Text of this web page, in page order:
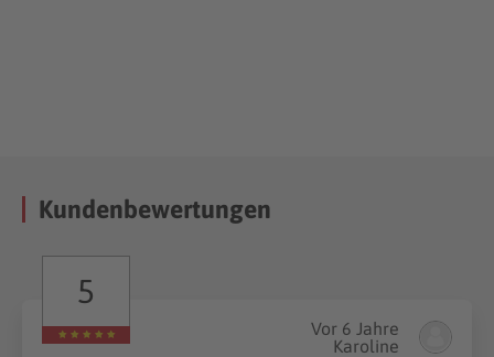
Kundenbewertungen
5
Vor 6 Jahre
Karoline